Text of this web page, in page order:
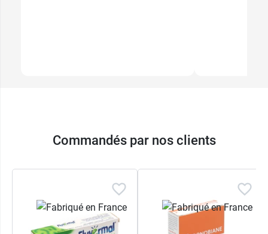
Commandés par nos clients